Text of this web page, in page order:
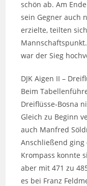
schön ab. Am
sein Gegner auch
erzielte, teilten
war der Sieg
DJK Aigen II –
Beim
Dreiflüsse-Bosna
Gleich zu Beginn
auch Manfred
Anschließend ging
Krompass konnte
aber mit 471 zu
es bei Franz